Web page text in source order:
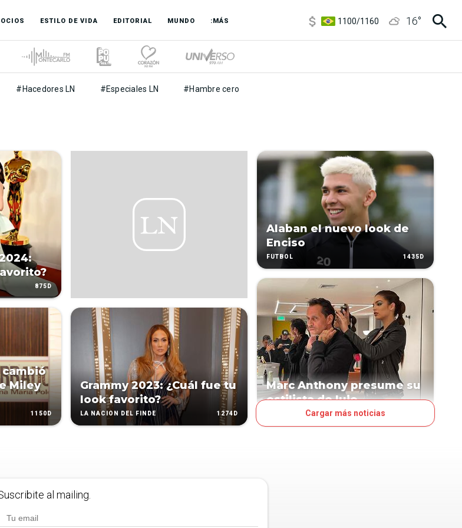
ESTILO DE VIDA EDITORIAL MUNDO :MÁS
1100/1160
16°
#Hacedores LN #Especiales LN #Hambre cero
875D
cambió
Miley
1150D
Grammy 2023: ¿Cuál fue tu
look favorito?
LA NACIÓN DEL FINDE 1274D
Alaban el nuevo look de
Enciso
FÚTBOL 1435D
Marc Anthony presume su
estilista de lujo
Cargar más noticias
al mailing.